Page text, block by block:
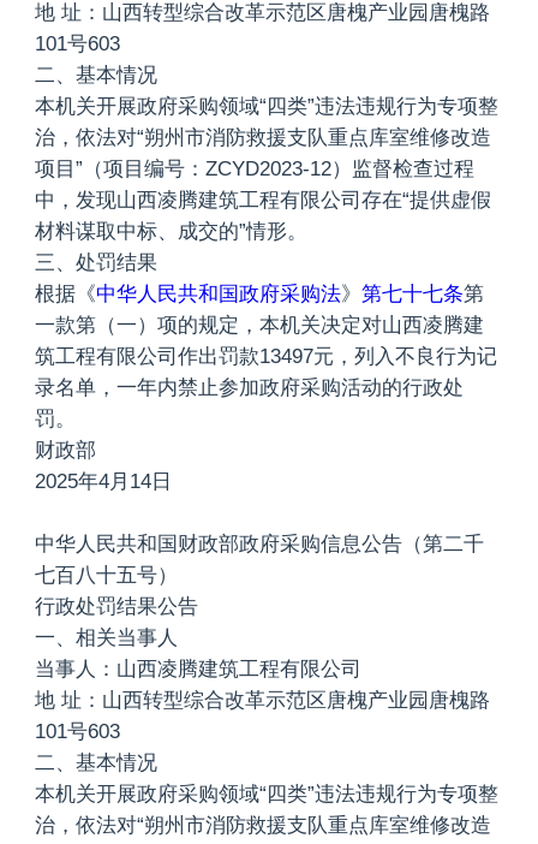
地 址：山西转型综合改革示范区唐槐产业园唐槐路
101号603
二、基本情况
本机关开展政府采购领域“四类”违法违规行为专项整
治，依法对“朔州市消防救援支队重点库室维修改造
项目”（项目编号：ZCYD2023-12）监督检查过程
中，发现山西凌腾建筑工程有限公司存在“提供虚假
材料谋取中标、成交的”情形。
三、处罚结果
根据《中华人民共和国政府采购法》 第七十七条第
一款第（一）项的规定，本机关决定对山西凌腾建
筑工程有限公司作出罚款13497元，列入不良行为记
录名单，一年内禁止参加政府采购活动的行政处
罚。
财政部
2025年4月14日
中华人民共和国财政部政府采购信息公告（第二千
七百八十五号）
行政处罚结果公告
一、相关当事人
当事人：山西凌腾建筑工程有限公司
地 址：山西转型综合改革示范区唐槐产业园唐槐路
101号603
二、基本情况
本机关开展政府采购领域“四类”违法违规行为专项整
治，依法对“朔州市消防救援支队重点库室维修改造